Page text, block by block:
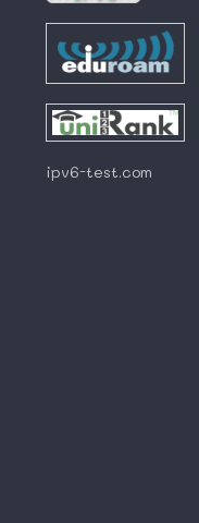
ipv6-test.com